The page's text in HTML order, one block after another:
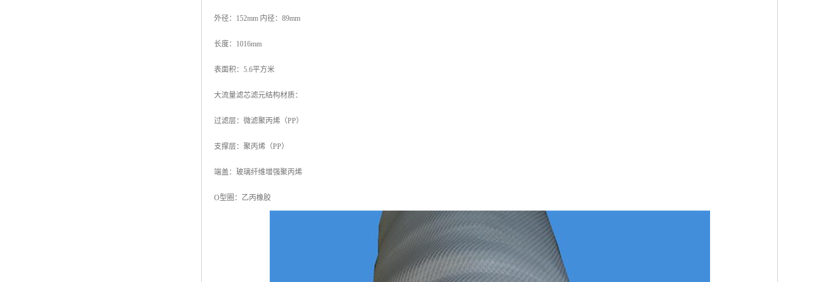
外径：152mm 内径：89mm
长度：1016mm
表面积：5.6平方米
大流量滤芯滤元结构材质：
过滤层：微滤聚丙烯（PP）
支撑层：聚丙烯（PP）
端盖：玻璃纤维增强聚丙烯
O型圈：乙丙橡胶